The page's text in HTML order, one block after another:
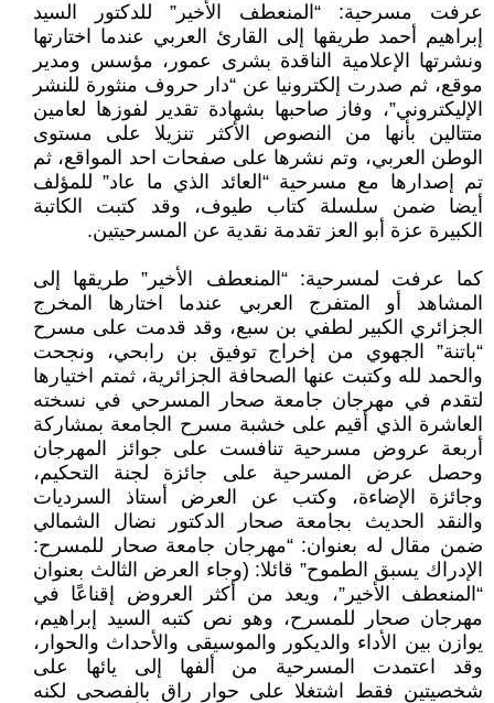
عرفت مسرحية: “المنعطف الأخير” للدكتور السيد
إبراهيم أحمد طريقها إلى القارئ العربي عندما اختارتها
ونشرتها الإعلامية الناقدة بشرى عمور، مؤسس ومدير
موقع، ثم صدرت إلكترونيا عن “دار حروف منثورة للنشر
الإليكتروني”، وفاز صاحبها بشهادة تقدير لفوزها لعامين
متتالين بأنها من النصوص الأكثر تنزيلا على مستوى
الوطن العربي، وتم نشرها على صفحات احد المواقع، ثم
تم إصدارها مع مسرحية “العائد الذي ما عاد” للمؤلف
أيضا ضمن سلسلة كتاب طيوف، وقد كتبت الكاتبة
الكبيرة عزة أبو العز تقدمة نقدية عن المسرحيتين.
كما عرفت لمسرحية: “المنعطف الأخير” طريقها إلى
المشاهد أو المتفرج العربي عندما اختارها المخرج
الجزائري الكبير لطفي بن سبع، وقد قدمت على مسرح
“باتنة” الجهوي من إخراج توفيق بن رابحي، ونجحت
والحمد لله وكتبت عنها الصحافة الجزائرية، ثمتم اختيارها
لتقدم في مهرجان جامعة صحار المسرحي في نسخته
العاشرة الذي أقيم على خشبة مسرح الجامعة بمشاركة
أربعة عروض مسرحية تنافست على جوائز المهرجان
وحصل عرض المسرحية على جائزة لجنة التحكيم،
وجائزة الإضاءة، وكتب عن العرض أستاذ السرديات
والنقد الحديث بجامعة صحار الدكتور نضال الشمالي
ضمن مقال له بعنوان: “مهرجان جامعة صحار للمسرح:
الإدراك يسبق الطموح” قائلا: (وجاء العرض الثالث بعنوان
“المنعطف الأخير”، ويعد من أكثر العروض إقناعًا في
مهرجان صحار للمسرح، وهو نص كتبه السيد إبراهيم،
يوازن بين الأداء والديكور والموسيقى والأحداث والحوار،
وقد اعتمدت المسرحية من ألفها إلى يائها على
شخصيتين فقط اشتغلا على حوار راقٍ بالفصحى لكنه